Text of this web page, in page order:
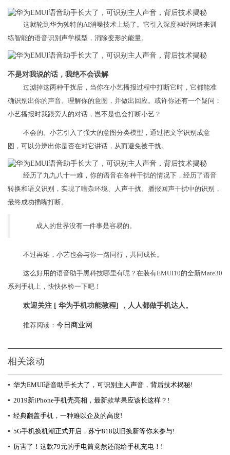
这就轮到华为独特的AI消噪技术上场了。它引入深度神经网络来训
练智能的语音识别声学模型，消除变形的能量。
不是对我说的话，我绝不会误解
过滤掉这两种干扰后，当你在小艺播报过程中打断它时，它都能准
确识别出你的声音、理解你的意图，并做出回应。或许你还有一个疑问：
小艺播报时我跟旁人的对话，岂不是也会打断小艺？
不会的。小艺引入了强大的意图分类模型，通过把文字识别成意
图，可以分辨出你是否在对它讲话，从而避免被干扰。
经历了九九八十一难，你的语音在各种干扰的情况下，经历了语音
转换和语义识别，实现了嘈杂环境、人声干扰、播报回声干扰中的识别，
最终成功插嘴打断。
成人的世界没有一件事是容易的。
不过再难，小艺也会与你一路同行，共同成长。
这么好用的语音助手黑科技哪里有呢？在装有EMUI10的全新Mate30
系列手机上，快快体验一下吧！
欢迎关注 [ 华为手机功能教程] ，人人都做手机达人。
推荐阅读： 今日商业网
相关滚动
▪ 华为EMUI语音助手长大了，可识别主人声音，背后技术揭秘!
▪ 2019新iPhone手机壳亮相，最新款苹果应该长这样？!
▪ 经典翻盖手机，一种难以企及的高度!
▪ 5G手机换机潮正式开启，苏宁818以旧换新等你来参与!
▪ 厉害了！这款79元的手电筒竟然还能给手机充电！!